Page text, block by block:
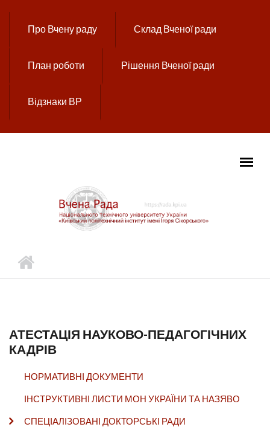
Про Вчену раду Склад Вченої ради
План роботи Рішення Вченої ради
Відзнаки ВР
ГОЛОВНЕ МЕНЮ
АТЕСТАЦІЯ НАУКОВО-ПЕДАГОГІЧНИХ
КАДРІВ
НОРМАТИВНІ ДОКУМЕНТИ
ІНСТРУКТИВНІ ЛИСТИ МОН УКРАЇНИ ТА НАЗЯВО
СПЕЦІАЛІЗОВАНІ ДОКТОРСЬКІ РАДИ